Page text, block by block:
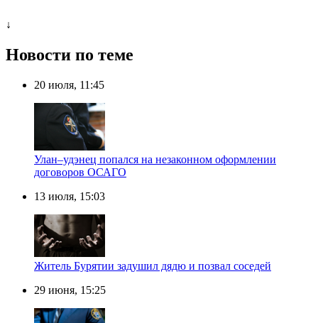
↓
Новости по теме
20 июля, 11:45
Улан–удэнец попался на незаконном оформлении
договоров ОСАГО
13 июля, 15:03
Житель Бурятии задушил дядю и позвал соседей
29 июня, 15:25